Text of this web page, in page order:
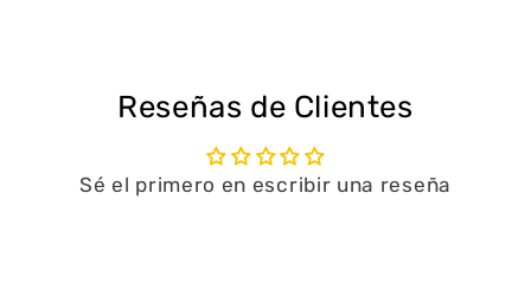
Reseñas de Clientes
Sé el primero en escribir una reseña